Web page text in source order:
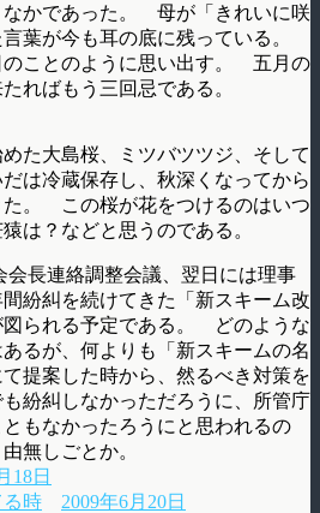
なかであった。 母が「きれいに咲
葉が今も耳の底に残っている。
のことのように思い出す。 五月の
ればもう三回忌である。
た大島桜、ミツバツツジ、そして
は冷蔵保存し、秋深くなってから
た。 この桜が花をつけるのはいつ
は？などと思うのである。
会長連絡調整会議、翌日には理事
紛糾を続けてきた「新スキーム改
図られる予定である。 どのような
るが、何よりも「新スキームの名
提案した時から、然るべき対策を
紛糾しなかっただろうに、所管庁
もなかったろうにと思われるの
無しごとか。
18日
時
2009年6月20日